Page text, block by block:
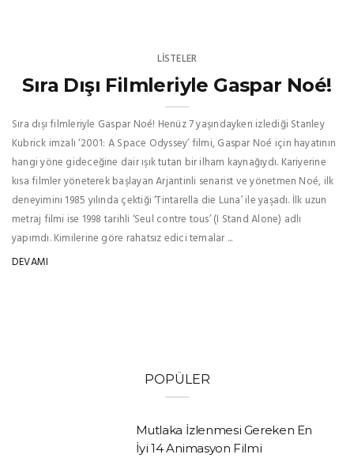
LISTELER
Sıra Dışı Filmleriyle Gaspar Noé!
Sıra dışı filmleriyle Gaspar Noé! Henüz 7 yaşındayken izlediği Stanley
Kubrick imzalı ‘2001: A Space Odyssey’ filmi, Gaspar Noé için hayatının
hangi yöne gideceğine dair ışık tutan bir ilham kaynağıydı. Kariyerine
kısa filmler yöneterek başlayan Arjantinli senarist ve yönetmen Noé, ilk
deneyimini 1985 yılında çektiği ‘Tintarella die Luna’ ile yaşadı. İlk uzun
metraj filmi ise 1998 tarihli ‘Seul contre tous’ (I Stand Alone) adlı
yapımdı. Kimilerine göre rahatsız edici temalar ...
DEVAMI
POPÜLER
Mutlaka İzlenmesi Gereken En
İyi 14 Animasyon Filmi